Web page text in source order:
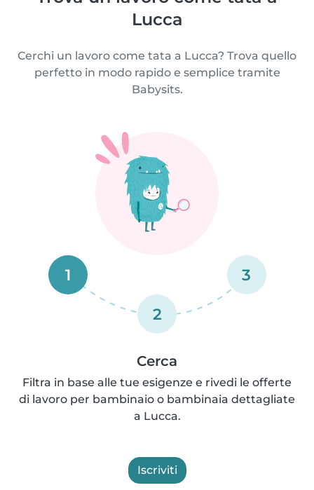
Lucca
Cerchi un lavoro come tata a Lucca? Trova quello
perfetto in modo rapido e semplice tramite
Babysits.
1
2
3
Cerca
Filtra in base alle tue esigenze e rivedi le offerte
di lavoro per bambinaio o bambinaia dettagliate
a Lucca.
Iscriviti